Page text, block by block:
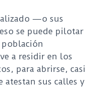
—o sus
se puede pilotar
a residir en los
para abrirse, casi
atestan sus calles y